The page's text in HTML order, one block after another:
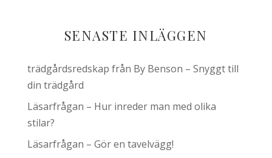
SENASTE INLÄGGEN
trädgårdsredskap från By Benson – Snyggt till
din trädgård
Läsarfrågan – Hur inreder man med olika
stilar?
Läsarfrågan – Gör en tavelvägg!